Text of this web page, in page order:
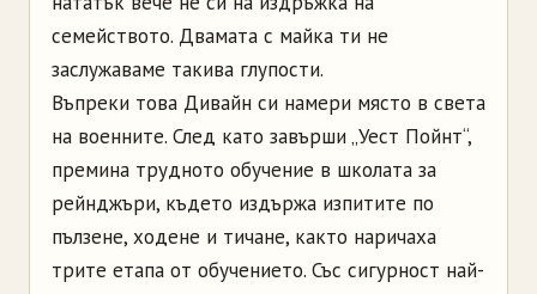
семейството. Двамата с майка ти не
заслужаваме такива глупости.
Въпреки това Дивайн си намери място в света
на военните. След като завърши „Уест Пойнт“,
премина трудното обучение в школата за
рейнджъри, където издържа изпитите по
пълзене, ходене и тичане, както наричаха
трите етапа от обучението. Със сигурност най-